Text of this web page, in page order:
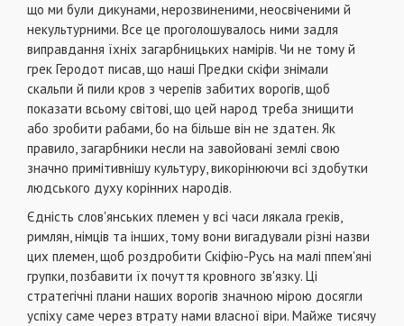
що ми були дикунами, нерозвиненими, неосвіченими й
некультурними. Все це проголошу­валось ними задля
виправдання їхніх загарбниць­ких намірів. Чи не тому й
грек Геродот писав, що наші Предки скіфи знімали
скальпи й пили кров з черепів забитих ворогів, щоб
показати всьому сві­тові, що цей народ треба знищити
або зробити ра­бами, бо на більше він не здатен. Як
правило, загарбники несли на завойовані землі свою
значно примітивнішу культуру, викорінюючи всі здобутки
людського духу корінних народів.
Єдність слов'янських племен у всі часи ляка­ла греків,
римлян, німців та інших, тому вони вига­дували різні назви
цих племен, щоб роздробити Скіфію-Русь на малі ппем'яні
групки, позбавити їх по­чуття кровного зв'язку. Ці
стратегічні плани наших ворогів значною мірою досягли
успіху саме через втрату нами власної віри. Майже тисячу